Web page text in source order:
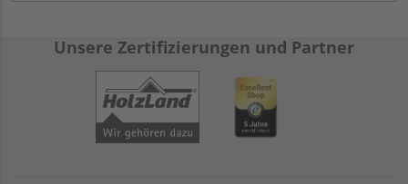
Unsere Zertifizierungen und Partner